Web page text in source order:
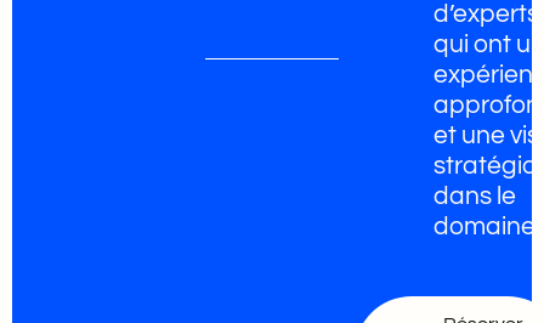
d’experts
qui ont
et une
dans le
domaine